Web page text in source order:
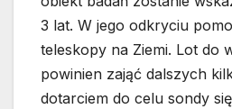
3 lat. W jego odkryciu
teleskopy na Ziemi. Lot do
powinien zająć dalszych
dotarciem do celu sondy